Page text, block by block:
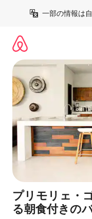
一部の情報は
プリモリェ・
る朝食付きの